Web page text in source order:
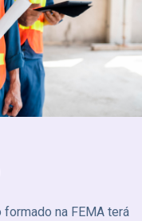
formado na FEMA terá